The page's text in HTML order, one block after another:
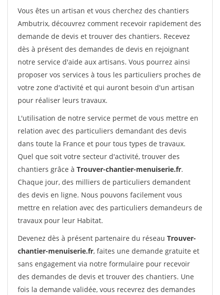
Vous êtes un artisan et vous cherchez des chantiers
Ambutrix, découvrez comment recevoir rapidement des
demande de devis et trouver des chantiers. Recevez
dès à présent des demandes de devis en rejoignant
notre service d'aide aux artisans. Vous pourrez ainsi
proposer vos services à tous les particuliers proches de
votre zone d'activité et qui auront besoin d'un artisan
pour réaliser leurs travaux.
L'utilisation de notre service permet de vous mettre en
relation avec des particuliers demandant des devis
dans toute la France et pour tous types de travaux.
Quel que soit votre secteur d'activité, trouver des
chantiers grâce à Trouver-chantier-menuiserie.fr.
Chaque jour, des milliers de particuliers demandent
des devis en ligne. Nous pouvons facilement vous
mettre en relation avec des particuliers demandeurs de
travaux pour leur Habitat.
Devenez dès à présent partenaire du réseau Trouver-
chantier-menuiserie.fr, faites une demande gratuite et
sans engagement via notre formulaire pour recevoir
des demandes de devis et trouver des chantiers. Une
fois la demande validée, vous recevrez des demandes